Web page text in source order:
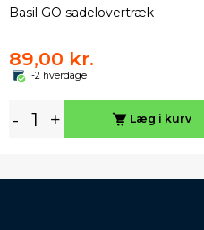
Basil GO sadelovertræk
89,00 kr.
1-2 hverdage
- + Læg i kurv